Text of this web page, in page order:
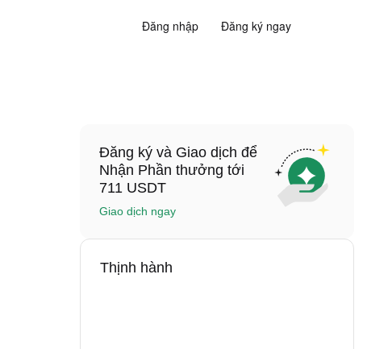
Đăng nhập Đăng ký ngay
Đăng ký và Giao dịch để
Nhận Phần thưởng tới
711 USDT
Giao dịch ngay
Thịnh hành